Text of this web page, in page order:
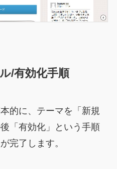
/有効化手順
的に、テーマを「新規
「有効化」という手順
完了します。